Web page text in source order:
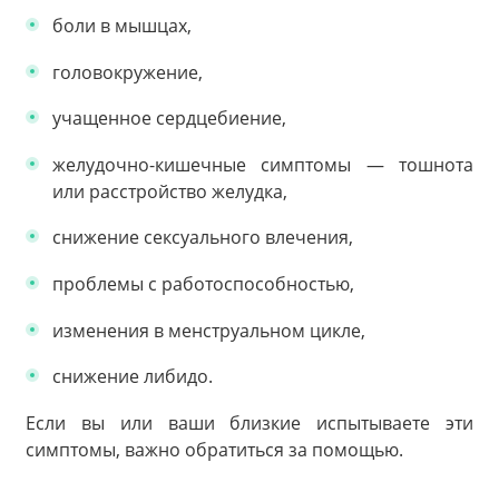
боли в мышцах,
головокружение,
учащенное сердцебиение,
желудочно-кишечные симптомы — тошнота
или расстройство желудка,
снижение сексуального влечения,
проблемы с работоспособностью,
изменения в менструальном цикле,
снижение либидо.
Если вы или ваши близкие испытываете эти
симптомы, важно обратиться за помощью.